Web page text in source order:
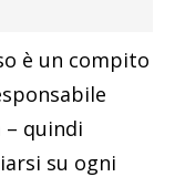
è un compito
– quindi
su ogni